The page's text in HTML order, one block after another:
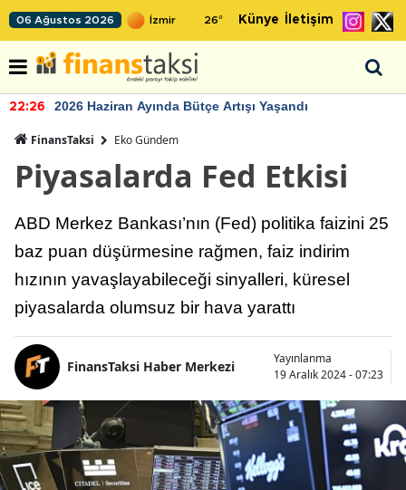
06 Ağustos 2026 26° Künye İletişim
22:26 2026 Haziran Ayında Bütçe Artışı Yaşandı
FinansTaksi Eko Gündem
Piyasalarda Fed Etkisi
ABD Merkez Bankası’nın (Fed) politika faizini 25
baz puan düşürmesine rağmen, faiz indirim
hızının yavaşlayabileceği sinyalleri, küresel
piyasalarda olumsuz bir hava yarattı
FinansTaksi Haber Merkezi
Yayınlanma
19 Aralık 2024 - 07:23